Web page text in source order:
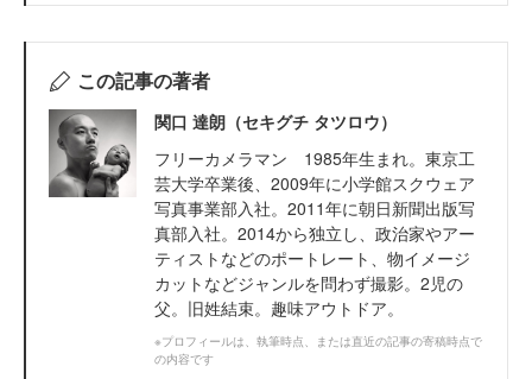
この記事の著者
関口 達朗（セキグチ タツロウ）
フリーカメラマン 1985年生まれ。東京工
芸大学卒業後、2009年に小学館スクウェア
写真事業部入社。2011年に朝日新聞出版写
真部入社。2014から独立し、政治家やアー
ティストなどのポートレート、物イメージ
カットなどジャンルを問わず撮影。2児の
父。旧姓結束。趣味アウトドア。
※プロフィールは、執筆時点、または直近の記事の寄稿時点で
の内容です